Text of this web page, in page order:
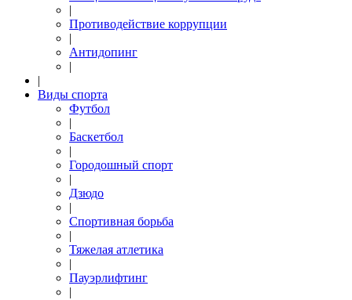
|
Противодействие коррупции
|
Антидопинг
|
|
Виды спорта
Футбол
|
Баскетбол
|
Городошный спорт
|
Дзюдо
|
Спортивная борьба
|
Тяжелая атлетика
|
Пауэрлифтинг
|